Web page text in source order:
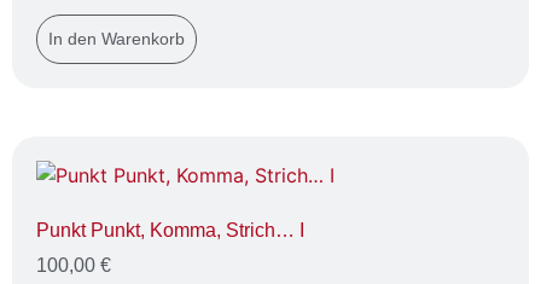
In den Warenkorb
Punkt Punkt, Komma, Strich… I
100,00 €